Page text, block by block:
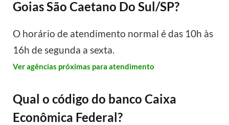
Goias São Caetano Do Sul/SP?
O horário de atendimento normal é das 10h às
16h de segunda a sexta.
Ver agências próximas para atendimento
Qual o código do banco Caixa
Econômica Federal?